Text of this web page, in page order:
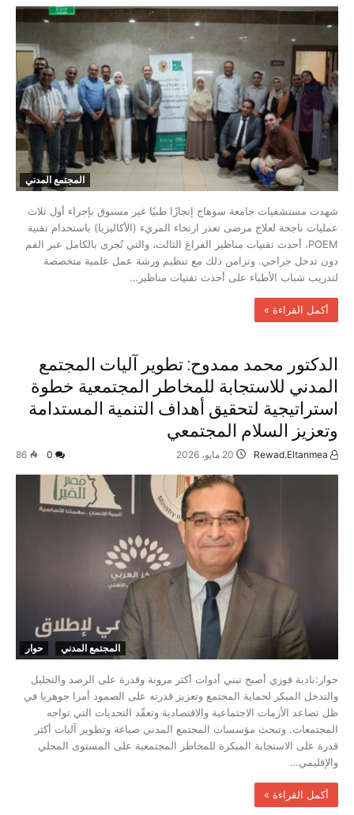
المجتمع المدني
شهدت مستشفيات جامعة سوهاج إنجازًا طبيًا غير مسبوق بإجراء أول ثلاث
عمليات ناجحة لعلاج مرضى تعذر ارتخاء المريء (الأكاليزيا) باستخدام تقنية
POEM، أحدث تقنيات مناظير الفراغ الثالث، والتي تُجرى بالكامل عبر الفم
دون تدخل جراحي. وتزامن ذلك مع تنظيم ورشة عمل علمية متخصصة
لتدريب شباب الأطباء على أحدث تقنيات مناظير…
‫أكمل القراءة »‬
الدكتور محمد ممدوح: تطوير آليات المجتمع
المدني للاستجابة للمخاطر المجتمعية خطوة
استراتيجية لتحقيق أهداف التنمية المستدامة
وتعزيز السلام المجتمعي
20 مايو، 2026 86
المجتمع المدني حوار
حوار:نادية فوزي أصبح تبني أدوات أكثر مرونة وقدرة على الرصد والتحليل
والتدخل المبكر لحماية المجتمع وتعزيز قدرته على الصمود أمرا جوهريا في
ظل تصاعد الأزمات الاجتماعية والاقتصادية وتعقّد التحديات التي تواجه
المجتمعات. وتبحث مؤسسات المجتمع المدني صياغة وتطوير آليات أكثر
قدرة على الاستجابة المبكرة للمخاطر المجتمعية على المستوى المحلي
والإقليمي…
‫أكمل القراءة »‬